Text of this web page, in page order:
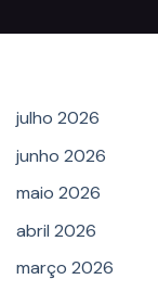
julho 2026
junho 2026
maio 2026
abril 2026
março 2026